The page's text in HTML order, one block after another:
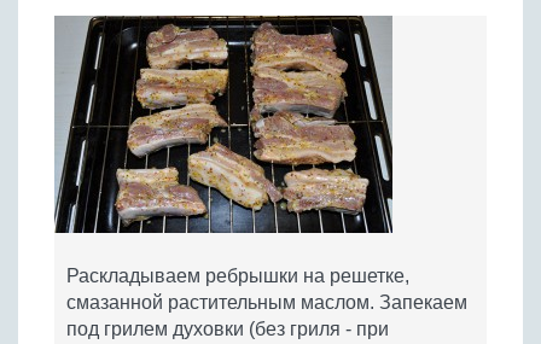
Раскладываем ребрышки на решетке,
смазанной растительным маслом. Запекаем
под грилем духовки (без гриля - при